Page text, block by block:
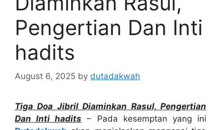
Pengertian Dan Inti
hadits
August 6, 2025 by dutadakwah
Tiga Doa Jibril Diaminkan Rasul, Pengertian
Dan Inti hadits – Pada kesemptan yang ini